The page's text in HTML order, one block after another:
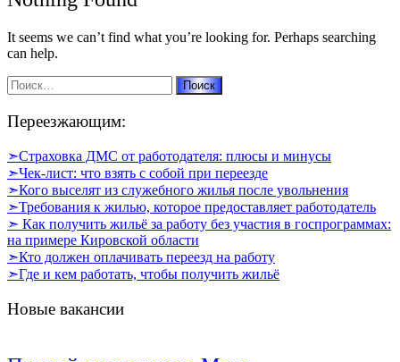
It seems we can’t find what you’re looking for. Perhaps searching
can help.
Найти:
Переезжающим:
➣Страховка ДМС от работодателя: плюсы и минусы
➣Чек-лист: что взять с собой при переезде
➣Кого выселят из служебного жилья после увольнения
➣Требования к жилью, которое предоставляет работодатель
➣ Как получить жильё за работу без участия в госпрограммах:
на примере Кировской области
➣Кто должен оплачивать переезд на работу
➣Где и кем работать, чтобы получить жильё
Новые вакансии